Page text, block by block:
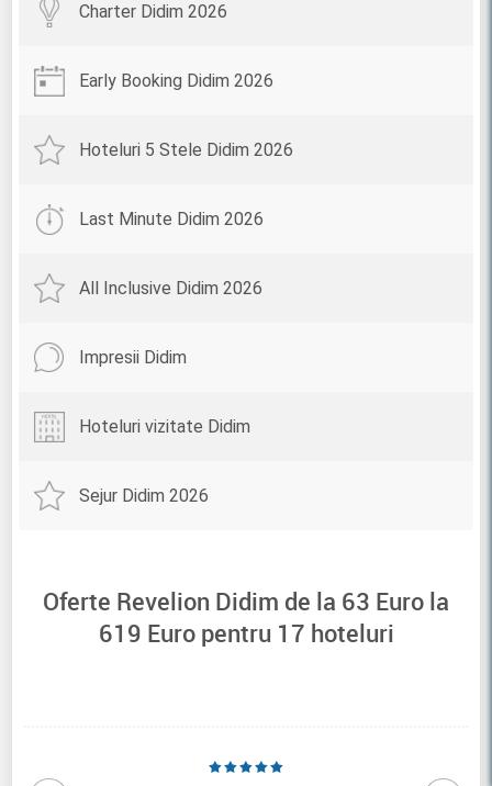
Charter Didim 2026
Early Booking Didim 2026
Hoteluri 5 Stele Didim 2026
Last Minute Didim 2026
All Inclusive Didim 2026
Impresii Didim
Hoteluri vizitate Didim
Sejur Didim 2026
Oferte Revelion Didim de la 63 Euro la
619 Euro pentru 17 hoteluri